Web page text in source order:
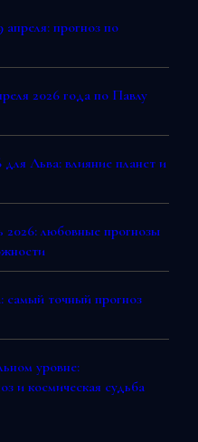
апреля: прогноз по
2026 года по Павлу
Льва: влияние планет и
2026: любовные прогнозы
самый точный прогноз
уровне:
и космическая судьба